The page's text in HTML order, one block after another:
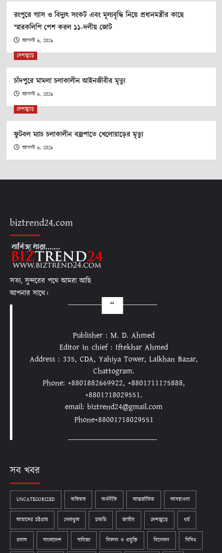
রংপুরে গ্যাস ও বিদ্যুৎ সংকট এবং মূল্যবৃদ্ধি নিয়ে প্রধানমন্ত্রীর কাছে
স্মারকলিপি পেশ করল ১১-দলীয় জোট
আগস্ট 6, 2026
দেশজুড়ে
চাঁদপুরে মামলা চলাকালীন আইনজীবীর মৃত্যু
আগস্ট 6, 2026
দেশজুড়ে
ফুটবল ম্যাচ চলাকালীন বজ্রপাতে খেলোয়াড়ের মৃত্যু
আগস্ট 6, 2026
biztrend24.com
সত্য, সুন্দরের পথে আমরা আছি
আপনার সাথে।
Publisher : M. D. Ahmed
Editor in chief : Iftekhar Ahmed
Address : 335, CDA, Yahiya Tower, Lalkhan Bazar,
Chattogram.
Phone: +8801882669922, +8801711175888,
+8801718029551.
email: biztrend24@gmail.com
Phone+88001718029551
সব খবর
UNCATEGORIZED অভিমত অর্থনীতি আন্তর্জাতিক আবহাওয়া
আমাদের চট্টগ্রাম খেলাধুলা চাকরি জাতীয় দেশজুড়ে ধর্ম
প্রবাস বাংলাদেশ বাণিজ্য বিজ্ঞান ও প্রযুক্তি বিনোদন বিবিধ